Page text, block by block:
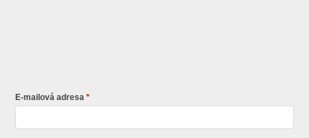
E-mailová adresa